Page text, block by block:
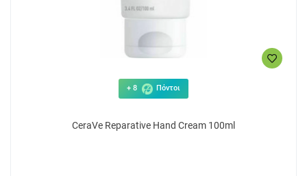
+ 8 Πόντοι
CeraVe Reparative Hand Cream 100ml